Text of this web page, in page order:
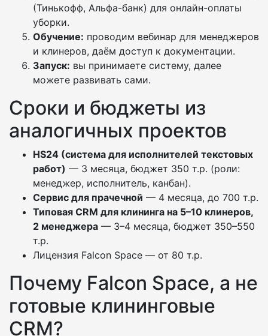
(Тинькофф, Альфа-банк) для онлайн-оплаты
уборки.
Обучение: проводим вебинар для менеджеров
и клинеров, даём доступ к документации.
Запуск: вы принимаете систему, далее
можете развивать сами.
Сроки и бюджеты из
аналогичных проектов
HS24 (система для исполнителей текстовых
работ) — 3 месяца, бюджет 350 т.р. (роли:
менеджер, исполнитель, канбан).
Сервис для прачечной — 4 месяца, до 700 т.р.
Типовая CRM для клининга на 5–10 клинеров,
2 менеджера — 3–4 месяца, бюджет 350–550
т.р.
Лицензия Falcon Space — от 80 т.р.
Почему Falcon Space, а не
готовые клининговые
CRM?